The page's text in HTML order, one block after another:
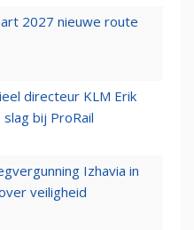
2027 nieuwe route
directeur KLM Erik
bij ProRail
Izhavia in
veiligheid